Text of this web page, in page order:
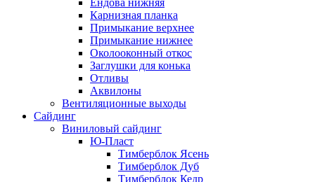
Ендова нижняя
Карнизная планка
Примыкание верхнее
Примыкание нижнее
Околооконный откос
Заглушки для конька
Отливы
Аквилоны
Вентиляционные выходы
Сайдинг
Виниловый сайдинг
Ю-Пласт
Тимберблок Ясень
Тимберблок Дуб
Тимберблок Кедр